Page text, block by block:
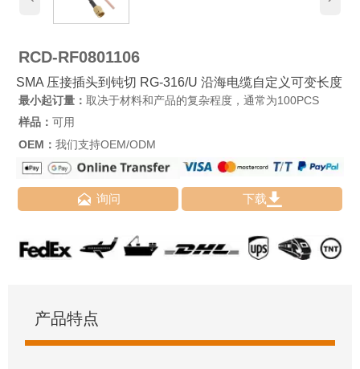
RCD-RF0801106
SMA 压接插头到钝切 RG-316/U 沿海电缆自定义可变长度
最小起订量： 取决于材料和产品的复杂程度，通常为100PCS
样品： 可用
OEM： 我们支持OEM/ODM
 询问 下载
产品特点